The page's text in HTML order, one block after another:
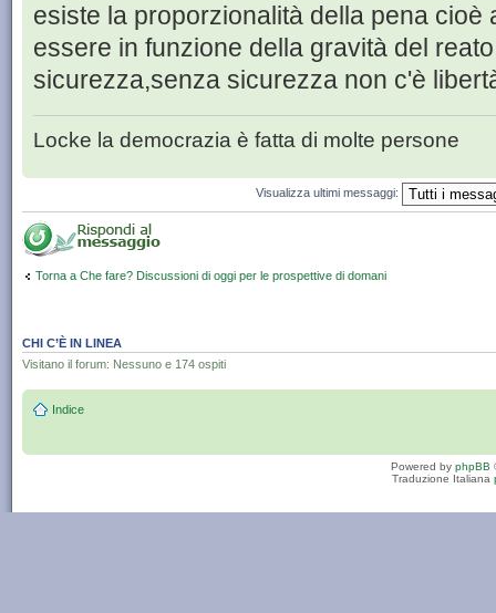
esiste la proporzionalità della pena cioè
essere in funzione della gravità del
sicurezza,senza sicurezza non c'è
Locke la democrazia è fatta di molte persone
Visualizza ultimi messaggi:
Torna a Che fare? Discussioni di oggi per le prospettive di domani
CHI C’È IN LINEA
Visitano il forum: Nessuno e 174 ospiti
Indice
Powered by phpBB
Traduzione Italiana